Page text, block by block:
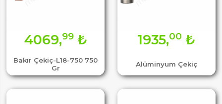
Bakır Çekiç-L18-750 750
Gr
4069,99₺
Alüminyum Çekiç
1935,00 ₺